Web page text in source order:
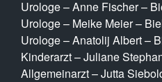
Urologe – Anne Fischer –
Urologe – Meike Meier –
Urologe – Anatolij Albert –
Kinderarzt – Juliane
Allgemeinarzt – Jutta